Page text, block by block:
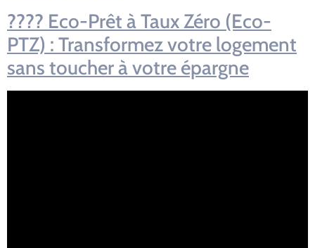
???? Eco-Prêt à Taux Zéro (Eco-
PTZ) : Transformez votre logement
sans toucher à votre épargne